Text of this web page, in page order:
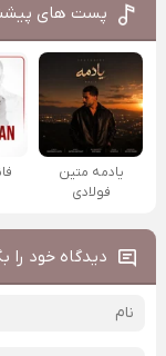
پست های
یادمه متین
فولادی
دیدگاه خود را